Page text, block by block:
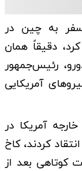
به چین در
دقیقاً همان
رئیس‌جمهور
آمریکایی
آمریکا در
کردند، کاخ
کوتاهی بعد از